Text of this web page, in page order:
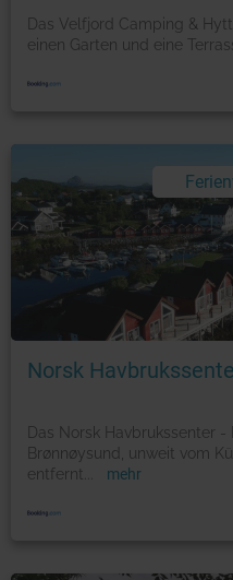
Das Velfjord Camping &
einen Garten und eine
Norsk
Das Norsk Havbrukssenter
Brønnøysund, unweit vom
entfernt
mehr